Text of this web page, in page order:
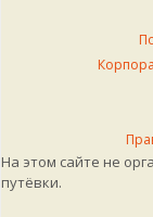
На этом сайте не
путёвки.